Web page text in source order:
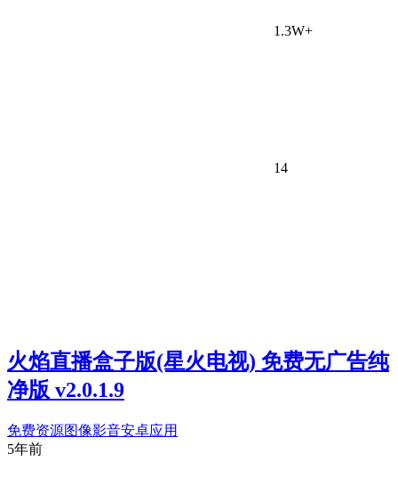
1.3W+
14
火焰直播盒子版(星火电视) 免费无广告纯
净版 v2.0.1.9
免费资源图像影音安卓应用
5年前